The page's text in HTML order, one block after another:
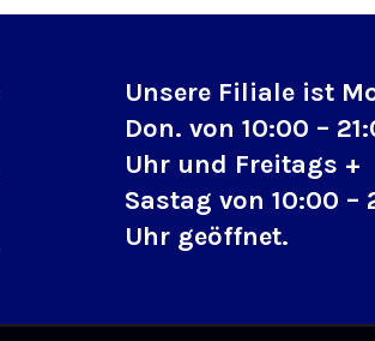
Unsere Filiale ist
Don. von 10:00 –
Uhr und Freitags +
Sastag von 10:00 –
Uhr geöffnet.